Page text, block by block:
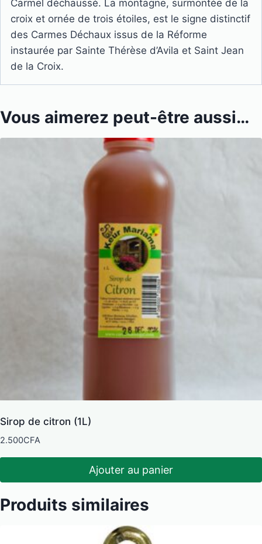
Carmel déchaussé. La montagne, surmontée de la
croix et ornée de trois étoiles, est le signe distinctif
des Carmes Déchaux issus de la Réforme
instaurée par Sainte Thérèse d’Avila et Saint Jean
de la Croix.
Vous aimerez peut-être aussi…
Sirop de citron (1L)
2.500CFA
Ajouter au panier
Produits similaires